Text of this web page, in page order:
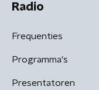
Radio
Frequenties
Programma's
Presentatoren